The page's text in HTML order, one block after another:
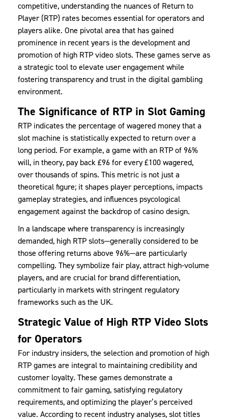
competitive, understanding the nuances of Return to
Player (RTP) rates becomes essential for operators and
players alike. One pivotal area that has gained
prominence in recent years is the development and
promotion of high RTP video slots. These games serve as
a strategic tool to elevate user engagement while
fostering transparency and trust in the digital gambling
environment.
The Significance of RTP in Slot Gaming
RTP indicates the percentage of wagered money that a
slot machine is statistically expected to return over a
long period. For example, a game with an RTP of 96%
will, in theory, pay back £96 for every £100 wagered,
over thousands of spins. This metric is not just a
theoretical figure; it shapes player perceptions, impacts
gameplay strategies, and influences psycological
engagement against the backdrop of casino design.
In a landscape where transparency is increasingly
demanded, high RTP slots—generally considered to be
those offering returns above 96%—are particularly
compelling. They symbolize fair play, attract high-volume
players, and are crucial for brand differentiation,
particularly in markets with stringent regulatory
frameworks such as the UK.
Strategic Value of High RTP Video Slots
for Operators
For industry insiders, the selection and promotion of high
RTP games are integral to maintaining credibility and
customer loyalty. These games demonstrate a
commitment to fair gaming, satisfying regulatory
requirements, and optimizing the player’s perceived
value. According to recent industry analyses, slot titles